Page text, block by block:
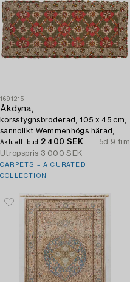
1691215
Åkdyna,
korsstygnsbroderad, 105 x 45 cm,
sannolikt Wemmenhögs härad,
Sydvästra Skåne, daterad 1831.
Aktuellt bud 2 400 SEK
5d 9 tim
Utropspris 3 000 SEK
CARPETS – A CURATED
COLLECTION